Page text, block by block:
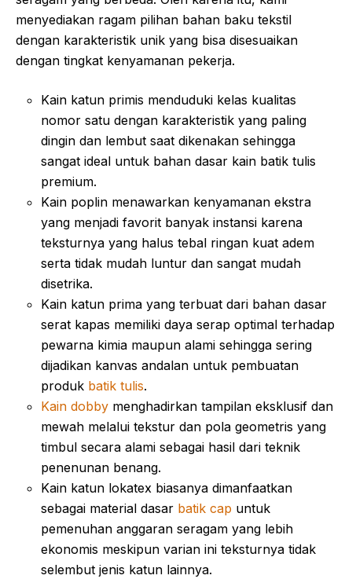
menyediakan ragam pilihan bahan baku tekstil
dengan karakteristik unik yang bisa disesuaikan
dengan tingkat kenyamanan pekerja.
Kain katun primis menduduki kelas kualitas
nomor satu dengan karakteristik yang paling
dingin dan lembut saat dikenakan sehingga
sangat ideal untuk bahan dasar kain batik tulis
premium.
Kain poplin menawarkan kenyamanan ekstra
yang menjadi favorit banyak instansi karena
teksturnya yang halus tebal ringan kuat adem
serta tidak mudah luntur dan sangat mudah
disetrika.
Kain katun prima yang terbuat dari bahan dasar
serat kapas memiliki daya serap optimal terhadap
pewarna kimia maupun alami sehingga sering
dijadikan kanvas andalan untuk pembuatan
produk batik tulis.
Kain dobby menghadirkan tampilan eksklusif dan
mewah melalui tekstur dan pola geometris yang
timbul secara alami sebagai hasil dari teknik
penenunan benang.
Kain katun lokatex biasanya dimanfaatkan
sebagai material dasar batik cap untuk
pemenuhan anggaran seragam yang lebih
ekonomis meskipun varian ini teksturnya tidak
selembut jenis katun lainnya.